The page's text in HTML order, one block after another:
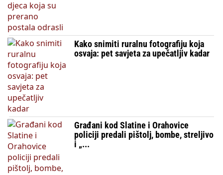
Kako snimiti ruralnu fotografiju koja
osvaja: pet savjeta za upečatljiv kadar
Građani kod Slatine i Orahovice
policiji predali pištolj, bombe, streljivo
i „...